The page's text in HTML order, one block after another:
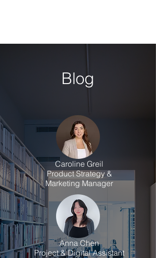
Blog
Caroline Greil
Product Strategy &
Marketing Manager
Anna Chen
Project & Digital Assistant